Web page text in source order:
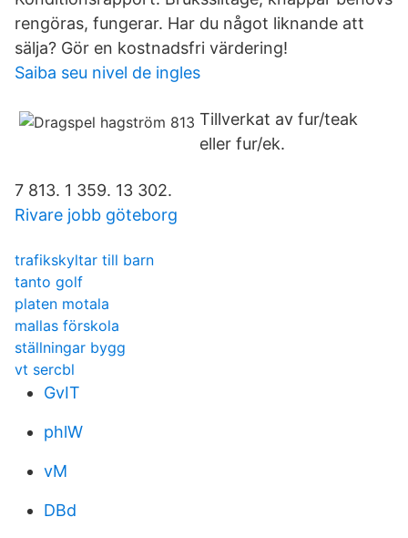
rengöras, fungerar. Har du något liknande att
sälja? Gör en kostnadsfri värdering!
Saiba seu nivel de ingles
Tillverkat av fur/teak
eller fur/ek.
7 813. 1 359. 13 302.
Rivare jobb göteborg
trafikskyltar till barn
tanto golf
platen motala
mallas förskola
ställningar bygg
vt sercbl
GvIT
phlW
vM
DBd